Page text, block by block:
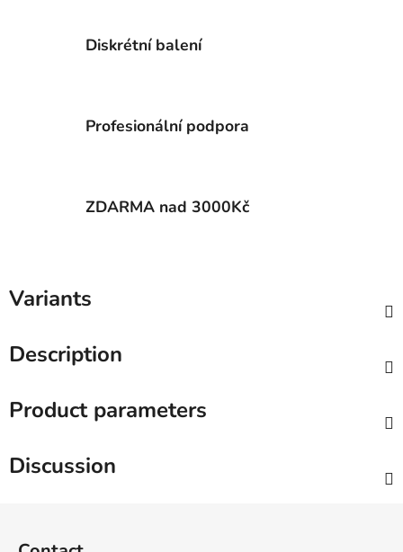
Diskrétní balení
Profesionální podpora
ZDARMA nad 3000Kč
Variants
Description
Product parameters
Discussion